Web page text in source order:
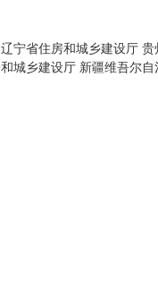
辽宁省住房和城乡建设厅 贵
城乡建设厅 新疆维吾尔